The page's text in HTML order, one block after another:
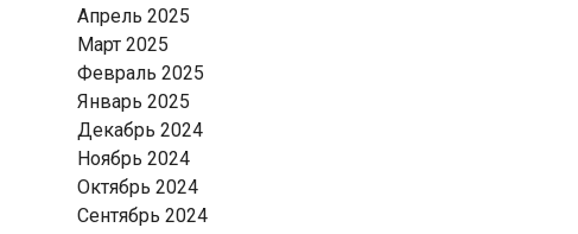
Апрель 2025
Март 2025
Февраль 2025
Январь 2025
Декабрь 2024
Ноябрь 2024
Октябрь 2024
Сентябрь 2024